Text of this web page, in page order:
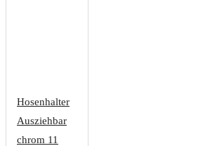
Hosenhalter
Ausziehbar
chrom 11